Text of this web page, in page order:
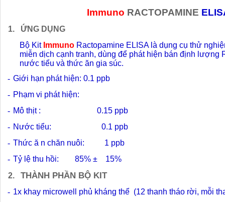
Immuno RACTOPAMINE
1.
ỨNG DỤNG
Bộ Kit Immuno Ractopamine ELISA là dụng cụ thử
miễn dịch cạnh tranh, dùng để phát hiện bán định lượng
nước tiểu và thức ăn gia súc.
- Giới hạn phát hiện:0.1 ppb
- Phạm vi phát hiện:
- Mô thịt : 0.15 ppb
- Nước tiểu: 0.1 ppb
- Thức ă n chăn nuôi: 1 ppb
- Tỷ lệ thu hồi: 85% ±
15%
2.
THÀNH PHẦN BỘ KIT
- 1x khay microwell phủ kháng thể (12 thanh tháo rời, mỗi